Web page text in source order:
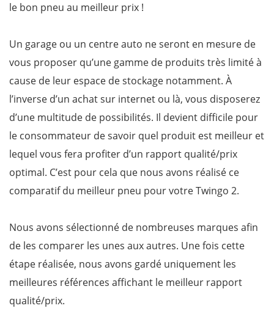
le bon pneu au meilleur prix !
Un garage ou un centre auto ne seront en mesure de
vous proposer qu’une gamme de produits très limité à
cause de leur espace de stockage notamment. À
l’inverse d’un achat sur internet ou là, vous disposerez
d’une multitude de possibilités. Il devient difficile pour
le consommateur de savoir quel produit est meilleur et
lequel vous fera profiter d’un rapport qualité/prix
optimal. C’est pour cela que nous avons réalisé ce
comparatif du meilleur pneu pour votre Twingo 2.
Nous avons sélectionné de nombreuses marques afin
de les comparer les unes aux autres. Une fois cette
étape réalisée, nous avons gardé uniquement les
meilleures références affichant le meilleur rapport
qualité/prix.